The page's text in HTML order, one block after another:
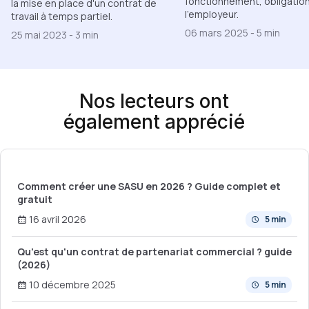
la mise en place d'un contrat de
travail à temps partiel.
25 mai 2023 - 3 min
l'employeur.
06 mars 2025 - 5 min
Nos lecteurs ont
également apprécié
Comment créer une SASU en 2026 ? Guide complet et
gratuit
5 min
16 avril 2026
Qu'est qu'un contrat de partenariat commercial ? guide
(2026)
5 min
10 décembre 2025